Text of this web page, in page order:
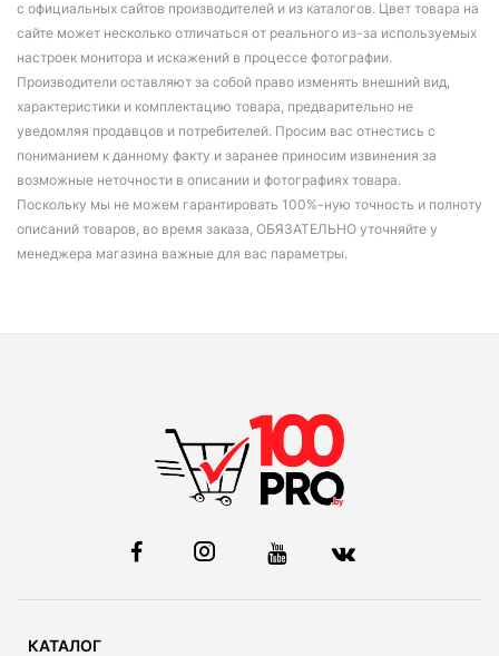
с официальных сайтов производителей и из каталогов. Цвет товара на
сайте может несколько отличаться от реального из-за используемых
настроек монитора и искажений в процессе фотографии.
Производители оставляют за собой право изменять внешний вид,
характеристики и комплектацию товара, предварительно не
уведомляя продавцов и потребителей. Просим вас отнестись с
пониманием к данному факту и заранее приносим извинения за
возможные неточности в описании и фотографиях товара.
Поскольку мы не можем гарантировать 100%-ную точность и полноту
описаний товаров, во время заказа, ОБЯЗАТЕЛЬНО уточняйте у
менеджера магазина важные для вас параметры.
КАТАЛОГ